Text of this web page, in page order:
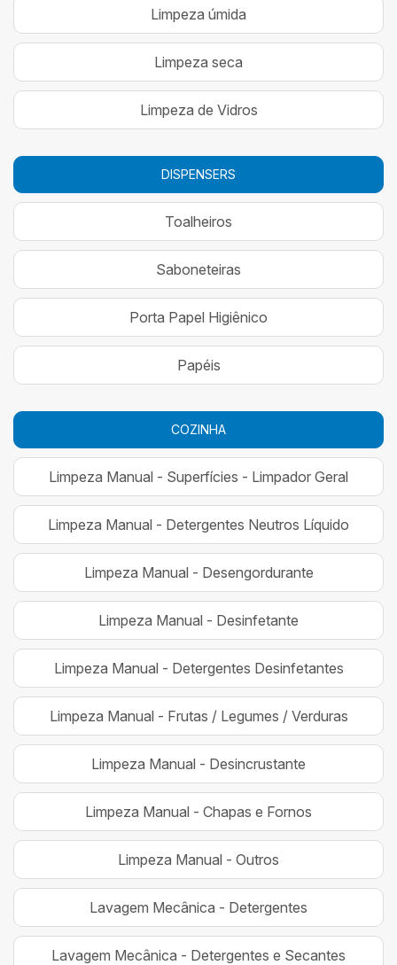
Limpeza úmida
Limpeza seca
Limpeza de Vidros
DISPENSERS
Toalheiros
Saboneteiras
Porta Papel Higiênico
Papéis
COZINHA
Limpeza Manual - Superfícies - Limpador Geral
Limpeza Manual - Detergentes Neutros Líquido
Limpeza Manual - Desengordurante
Limpeza Manual - Desinfetante
Limpeza Manual - Detergentes Desinfetantes
Limpeza Manual - Frutas / Legumes / Verduras
Limpeza Manual - Desincrustante
Limpeza Manual - Chapas e Fornos
Limpeza Manual - Outros
Lavagem Mecânica - Detergentes
Lavagem Mecânica - Detergentes e Secantes